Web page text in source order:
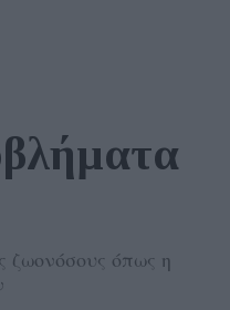
ζωονόσους όπως η